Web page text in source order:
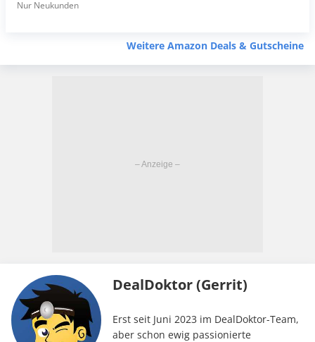
Nur Neukunden
Weitere Amazon Deals & Gutscheine
DealDoktor (Gerrit)
Erst seit Juni 2023 im DealDoktor-Team,
aber schon ewig passionierte